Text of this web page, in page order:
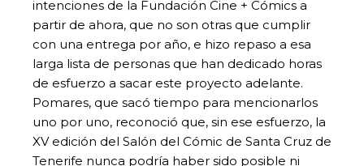
intenciones de la Fundación Cine + Cómics a
partir de ahora, que no son otras que cumplir
con una entrega por año, e hizo repaso a esa
larga lista de personas que han dedicado horas
de esfuerzo a sacar este proyecto adelante.
Pomares, que sacó tiempo para mencionarlos
uno por uno, reconoció que, sin ese esfuerzo, la
XV edición del Salón del Cómic de Santa Cruz de
Tenerife nunca podría haber sido posible ni